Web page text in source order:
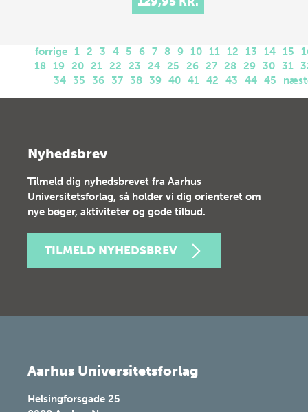
forrige 1 2 3 4 5 6 7 8 9 10 11 12 13 14 15
18 19 20 21 22 23 24 25 26 27 28 29 30 31
34 35 36 37 38 39 40 41 42 43 44 45
Nyhedsbrev
Tilmeld dig nyhedsbrevet fra Aarhus
Universitetsforlag, så holder vi dig orienteret om
nye bøger, aktiviteter og gode tilbud.
TILMELD NYHEDSBREV
Aarhus Universitetsforlag
Helsingforsgade 25